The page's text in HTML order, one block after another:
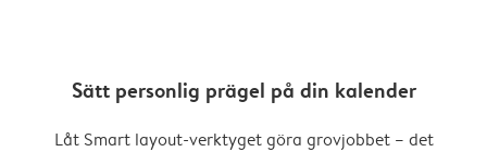
Sätt personlig prägel på din kalender
Låt Smart layout-verktyget göra grovjobbet – det